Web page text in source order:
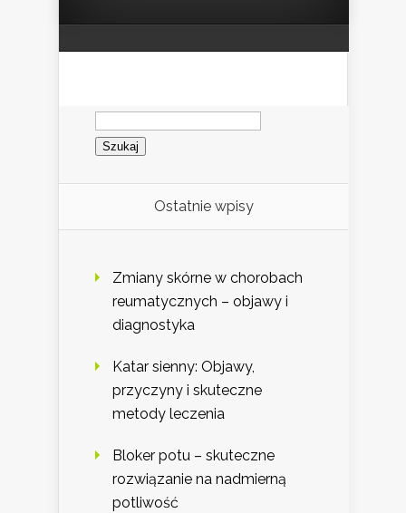
Szukaj:
Ostatnie wpisy
Zmiany skórne w chorobach
reumatycznych – objawy i
diagnostyka
Katar sienny: Objawy,
przyczyny i skuteczne
metody leczenia
Bloker potu – skuteczne
rozwiązanie na nadmierną
potliwość